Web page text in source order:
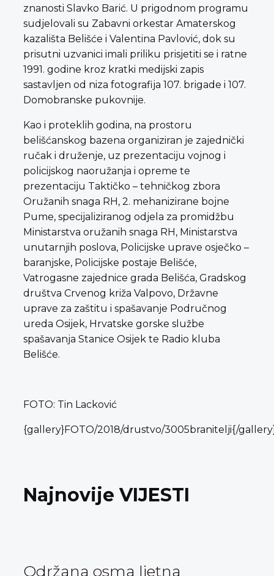
znanosti Slavko Barić. U prigodnom programu
sudjelovali su Zabavni orkestar Amaterskog
kazališta Belišće i Valentina Pavlović, dok su
prisutni uzvanici imali priliku prisjetiti se i ratne
1991. godine kroz kratki medijski zapis
sastavljen od niza fotografija 107. brigade i 107.
Domobranske pukovnije.
Kao i proteklih godina, na prostoru
belišćanskog bazena organiziran je zajednički
ručak i druženje, uz prezentaciju vojnog i
policijskog naoružanja i opreme te
prezentaciju Taktičko – tehničkog zbora
Oružanih snaga RH, 2. mehanizirane bojne
Pume, specijaliziranog odjela za promidžbu
Ministarstva oružanih snaga RH, Ministarstva
unutarnjih poslova, Policijske uprave osječko –
baranjske, Policijske postaje Belišće,
Vatrogasne zajednice grada Belišća, Gradskog
društva Crvenog križa Valpovo, Državne
uprave za zaštitu i spašavanje Područnog
ureda Osijek, Hrvatske gorske službe
spašavanja Stanice Osijek te Radio kluba
Belišće.
FOTO: Tin Lacković
{gallery}FOTO/2018/drustvo/3005branitelji{/
Najnovije VIJESTI
Održana osma ljetna